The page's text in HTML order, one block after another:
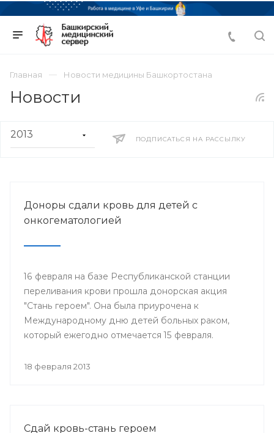
Главная Новости медицины Башкортостана
Новости
ПОДПИСАТЬСЯ НА РАССЫЛКУ
Доноры сдали кровь для детей с
онкогематологией
16 февраля на базе Республиканской станции
переливания крови прошла донорская акция
"Стань героем". Она была приурочена к
Международному дню детей больных раком,
который ежегодно отмечается 15 февраля.
18 февраля 2013
Сдай кровь-стань героем